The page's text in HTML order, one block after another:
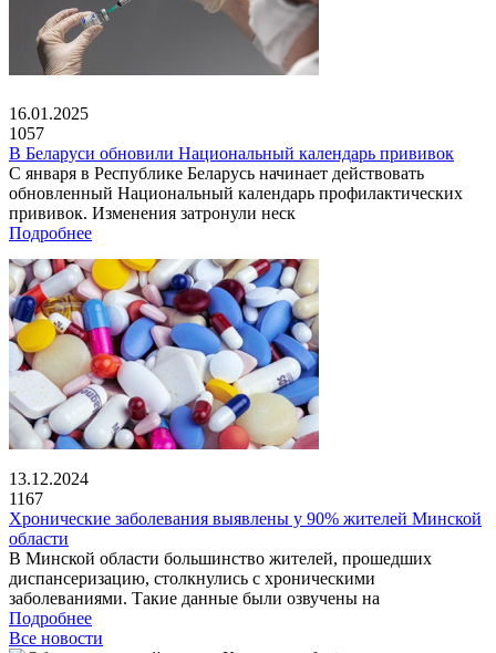
16.01.2025
1057
В Беларуси обновили Национальный календарь прививок
С января в Республике Беларусь начинает действовать
обновленный Национальный календарь профилактических
прививок. Изменения затронули неск
Подробнее
13.12.2024
1167
Хронические заболевания выявлены у 90% жителей Минской
области
В Минской области большинство жителей, прошедших
диспансеризацию, столкнулись с хроническими
заболеваниями. Такие данные были озвучены на
Подробнее
Все новости